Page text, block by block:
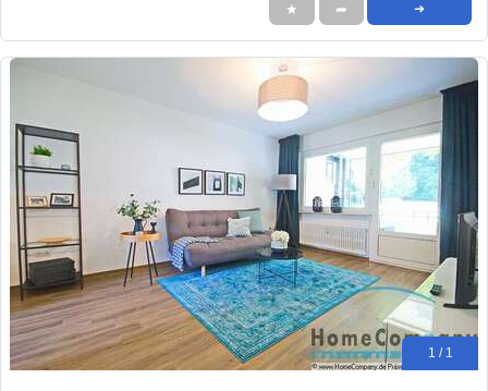
★ ➦ ➜
1 / 1